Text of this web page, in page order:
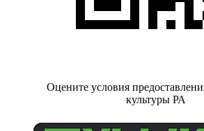
Оцените условия
культуры РА